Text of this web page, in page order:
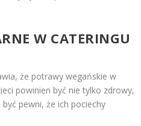
W CATERINGU
że potrawy wegańskie w
powinien być nie tylko zdrowy,
pewni, że ich pociechy